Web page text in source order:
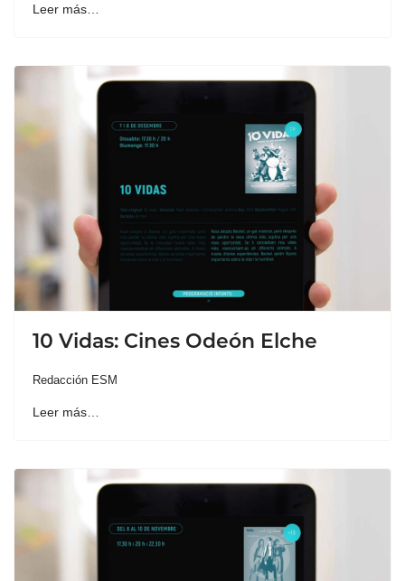
Leer más…
10 Vidas: Cines Odeón Elche
Redacción ESM
Leer más…